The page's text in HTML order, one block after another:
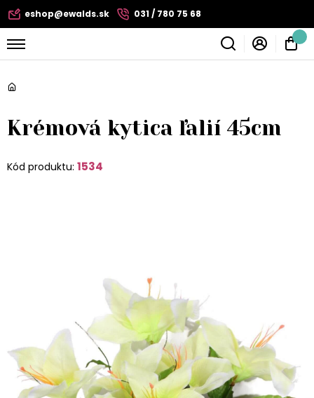
eshop@ewalds.sk 031 / 780 75 68
Krémová kytica ľalií 45cm
Kód produktu: 1534